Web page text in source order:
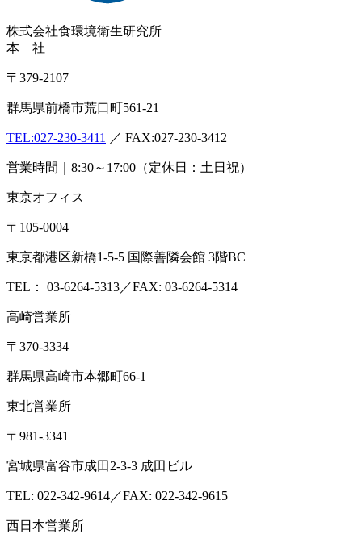
株式会社食環境衛生研究所
本 社
〒379-2107
群馬県前橋市荒口町561-21
TEL:027-230-3411 ／ FAX:027-230-3412
営業時間｜8:30～17:00（定休日：土日祝）
東京オフィス
〒105-0004
東京都港区新橋1-5-5 国際善隣会館 3階BC
TEL： 03-6264-5313／FAX: 03-6264-5314
高崎営業所
〒370-3334
群馬県高崎市本郷町66-1
東北営業所
〒981-3341
宮城県富谷市成田2-3-3 成田ビル
TEL: 022-342-9614／FAX: 022-342-9615
西日本営業所